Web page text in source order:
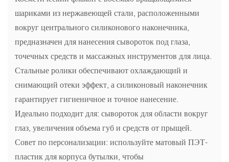
шариками из нержавеющей стали, расположенными
вокруг центрального силиконового наконечника,
предназначен для нанесения сывороток под глаза,
точечных средств и массажных инструментов для лица.
Стальные ролики обеспечивают охлаждающий и
снимающий отеки эффект, а силиконовый наконечник
гарантирует гигиеничное и точное нанесение.
Идеально подходит для: сывороток для области вокруг
глаз, увеличения объема губ и средств от прыщей.
Совет по персонализации: используйте матовый ПЭТ-
пластик для корпуса бутылки, чтобы